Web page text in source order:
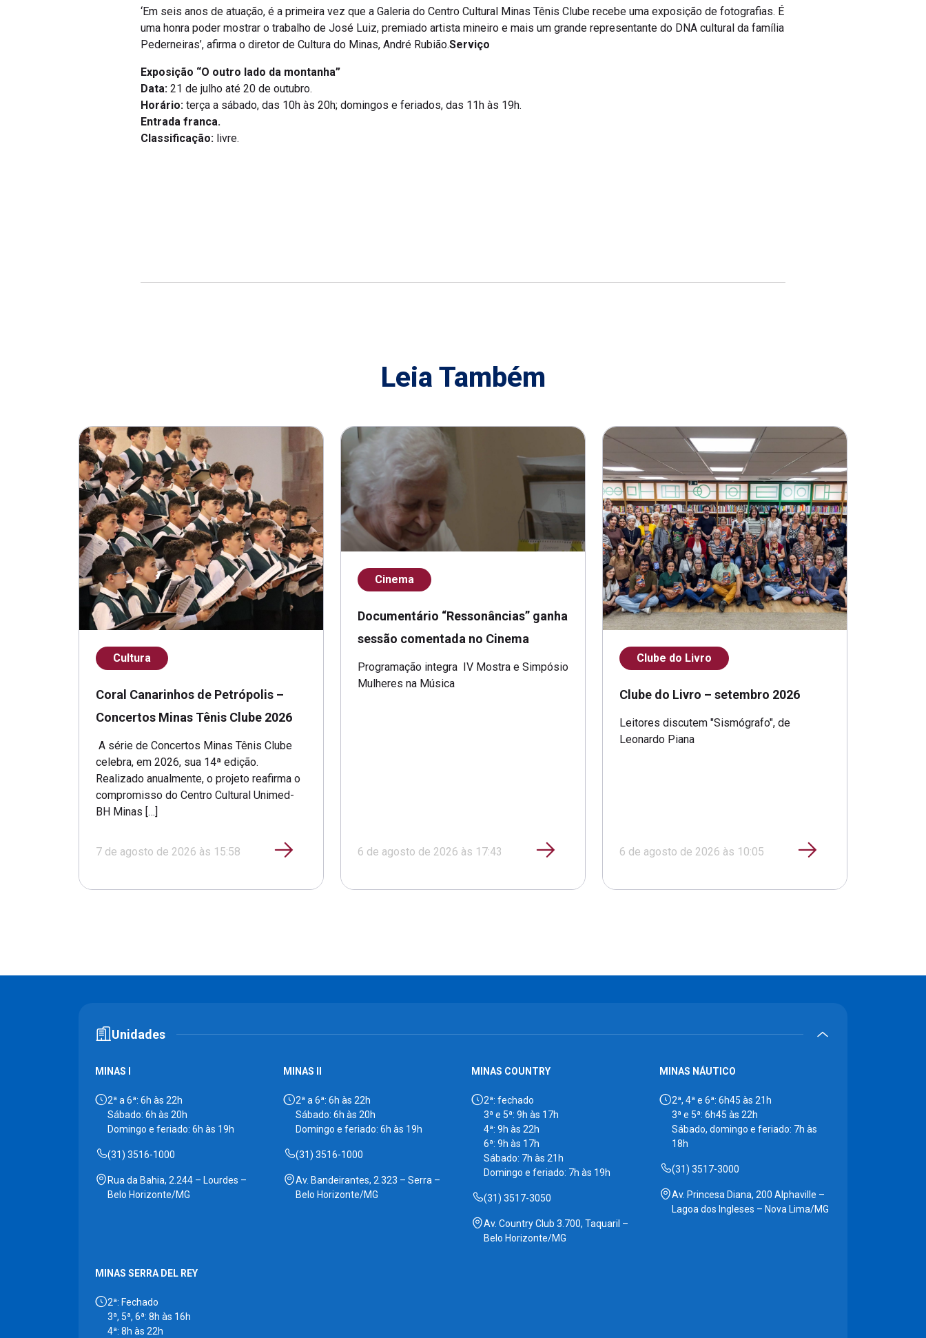
‘Em seis anos de atuação, é a primeira vez que a Galeria do Centro Cultural Minas Tênis Clube recebe uma exposição de fotografias. É
uma honra poder mostrar o trabalho de José Luiz, premiado artista mineiro e mais um grande representante do DNA cultural da família
Pederneiras’, afirma o diretor de Cultura do Minas, André Rubião.Serviço
Exposição “O outro lado da montanha”
Data: 21 de julho até 20 de outubro.
Horário: terça a sábado, das 10h às 20h; domingos e feriados, das 11h às 19h.
Entrada franca.
Classificação: livre.
Leia Também
Cultura
Coral Canarinhos de Petrópolis –
Concertos Minas Tênis Clube 2026
A série de Concertos Minas Tênis Clube
celebra, em 2026, sua 14ª edição.
Realizado anualmente, o projeto reafirma o
compromisso do Centro Cultural Unimed-
BH Minas […]
7 de agosto de 2026 às 15:58
Cinema
Documentário “Ressonâncias” ganha
sessão comentada no Cinema
Programação integra IV Mostra e Simpósio
Mulheres na Música
6 de agosto de 2026 às 17:43
Clube do Livro
Clube do Livro – setembro 2026
Leitores discutem "Sismógrafo", de
Leonardo Piana
6 de agosto de 2026 às 10:05
Unidades
MINAS I
2ª a 6ª: 6h às 22h
Sábado: 6h às 20h
Domingo e feriado: 6h às 19h
(31) 3516-1000
Rua da Bahia, 2.244 – Lourdes –
Belo Horizonte/MG
MINAS II
2ª a 6ª: 6h às 22h
Sábado: 6h às 20h
Domingo e feriado: 6h às 19h
(31) 3516-1000
Av. Bandeirantes, 2.323 – Serra –
Belo Horizonte/MG
MINAS COUNTRY
2ª: fechado
3ª e 5ª: 9h às 17h
4ª: 9h às 22h
6ª: 9h às 17h
Sábado: 7h às 21h
Domingo e feriado: 7h às 19h
(31) 3517-3050
Av. Country Club 3.700, Taquaril –
Belo Horizonte/MG
MINAS NÁUTICO
2ª, 4ª e 6ª: 6h45 às 21h
3ª e 5ª: 6h45 às 22h
Sábado, domingo e feriado: 7h às
18h
(31) 3517-3000
Av. Princesa Diana, 200 Alphaville –
Lagoa dos Ingleses – Nova Lima/MG
MINAS SERRA DEL REY
2ª: Fechado
3ª, 5ª, 6ª: 8h às 16h
4ª: 8h às 22h